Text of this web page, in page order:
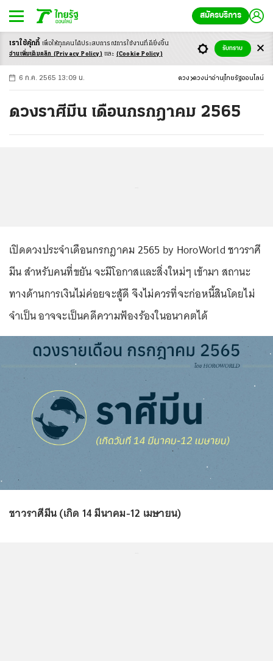
สมัครบริการ
-ก ก ก+
6 ก.ค. 2565 13:09 น. ดวง ดวงน่าอ่าน ไทยรัฐออนไลน์
ดวงราศีมีน เดือนกรกฎาคม 2565
เปิดดวงประจำเดือนกรกฎาคม 2565 by HoroWorld ชาวราศี
มีน สำหรับคนที่ขยัน จะมีโอกาสและสิ่งใหม่ๆ เข้ามา สถานะ
ทางด้านการเงินไม่ค่อยจะสู้ดี จึงไม่ควรที่จะก่อหนี้สินโดยไม่
จำเป็น อาจจะเป็นคดีความฟ้องร้องในอนาคตได้
ชาวราศีมีน (เกิด 14 มีนาคม-12 เมษายน)
เราใช้คุ้กกี้ เพื่อให้ทุกคนได้ประสบการณ์การใช้งานที่ดียิ่งขึ้น
อ่านเพิ่มเติมคลิก (Privacy Policy) และ (Cookie Policy)
รับทราบ